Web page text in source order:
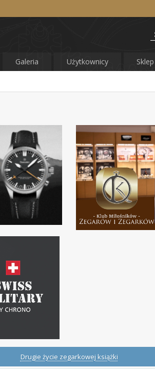
Galeria Użytkownicy Sklep
Drugie życie zegarkowej książki